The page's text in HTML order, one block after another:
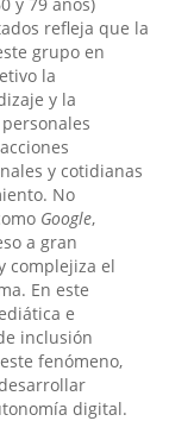
refleja que la
grupo en
la
y la
y cotidianas
No
Google,
a gran
complejiza el
En este
e
inclusión
fenómeno,
digital.